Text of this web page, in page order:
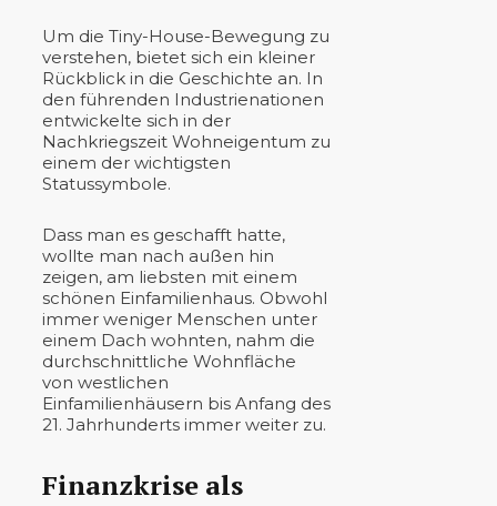
Um die Tiny-House-Bewegung zu
verstehen, bietet sich ein kleiner
Rückblick in die Geschichte an. In
den führenden Industrienationen
entwickelte sich in der
Nachkriegszeit Wohneigentum zu
einem der wichtigsten
Statussymbole.
Dass man es geschafft hatte,
wollte man nach außen hin
zeigen, am liebsten mit einem
schönen Einfamilienhaus. Obwohl
immer weniger Menschen unter
einem Dach wohnten, nahm die
durchschnittliche Wohnfläche
von westlichen
Einfamilienhäusern bis Anfang des
21. Jahrhunderts immer weiter zu.
Finanzkrise als